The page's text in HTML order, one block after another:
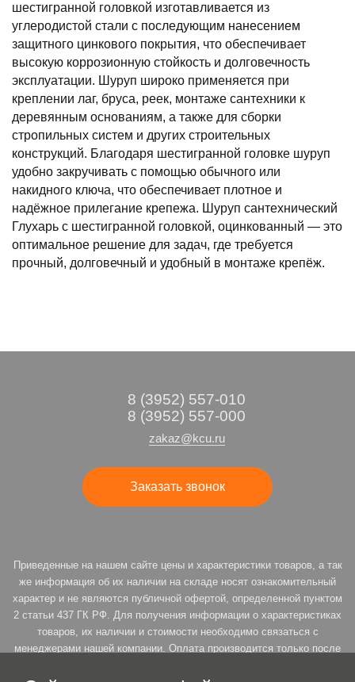
шестигранной головкой изготавливается из
углеродистой стали с последующим нанесением
защитного цинкового покрытия, что обеспечивает
высокую коррозионную стойкость и долговечность
эксплуатации. Шуруп широко применяется при
креплении лаг, бруса, реек, монтаже сантехники к
деревянным основаниям, а также для сборки
стропильных систем и других строительных
конструкций. Благодаря шестигранной головке шуруп
удобно закручивать с помощью обычного или
накидного ключа, что обеспечивает плотное и
надёжное прилегание крепежа. Шуруп сантехнический
Глухарь с шестигранной головкой, оцинкованный — это
оптимальное решение для задач, где требуется
прочный, долговечный и удобный в монтаже крепёж.
8 (3952) 557-010
8 (3952) 557-000
zakaz@kcu.ru
Заказать звонок
Приведенные на нашем сайте цены и характеристики товаров, а так
же информация об их наличии на складе носят ознакомительный
характер и не являются публичной офертой, определенной пунктом
2 статьи 437 ГК РФ. Для получения информации о характеристиках
товаров, их наличии и стоимости необходимо связаться с
менеджерами нашей компании. Оплата производится только после